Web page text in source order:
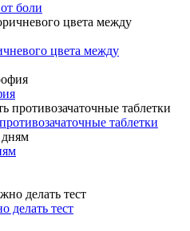
боли
цвета между
таблетки
делать тест